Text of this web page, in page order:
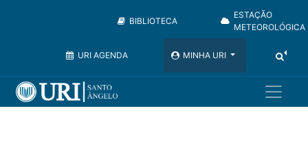
BIBLIOTECA
ESTAÇÃO
METEOROLÓGICA
URI AGENDA MINHA URI